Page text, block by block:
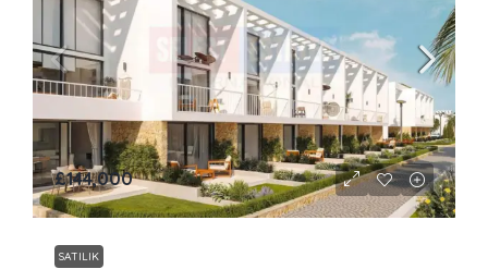
£144,000
SATILIK